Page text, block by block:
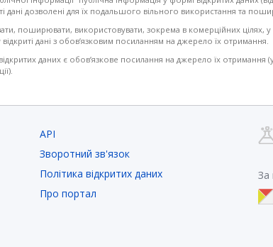
дані дозволені для їх подальшого вільного використання та
поширювати, використовувати, зокрема в комерційних цілях,
дані з обов’язковим посиланням на джерело їх отримання.
даних є обов’язкове посилання на джерело їх отримання
API
Зворотний зв'язок
Політика відкритих даних
Про портал
За